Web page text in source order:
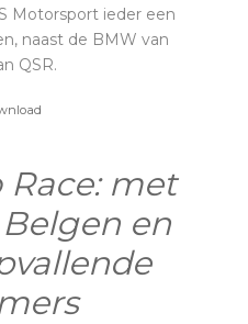
Motorsport ieder een
naast de BMW van
QSR.
Race: met
en